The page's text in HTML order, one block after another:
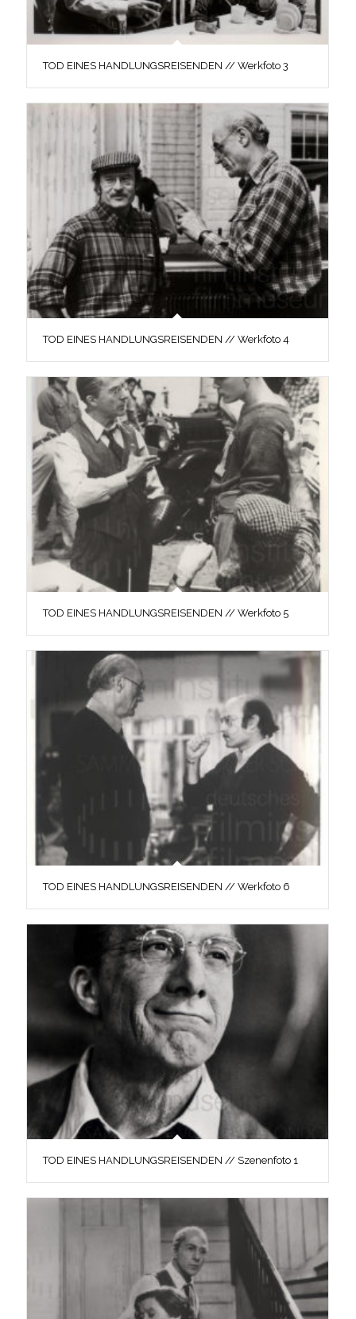
TOD EINES HANDLUNGSREISENDEN // Werkfoto 3
TOD EINES HANDLUNGSREISENDEN // Werkfoto 4
TOD EINES HANDLUNGSREISENDEN // Werkfoto 5
TOD EINES HANDLUNGSREISENDEN // Werkfoto 6
TOD EINES HANDLUNGSREISENDEN // Szenenfoto 1